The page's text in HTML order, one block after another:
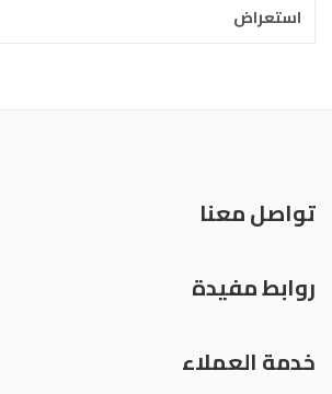
استعراض
تواصل معنا
روابط مفيدة
خدمة العملاء